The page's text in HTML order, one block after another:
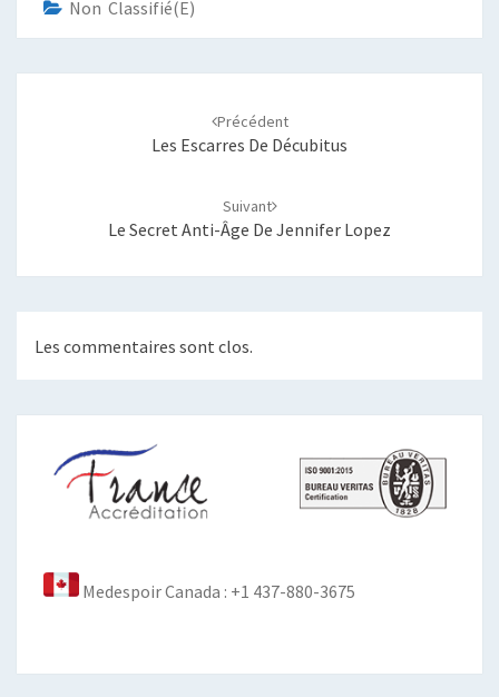
Non Classifié(e)
Précédent
Les Escarres De Décubitus
Suivant
Le Secret Anti-Âge De Jennifer Lopez
Les commentaires sont clos.
Medespoir Canada : +1 437-880-3675